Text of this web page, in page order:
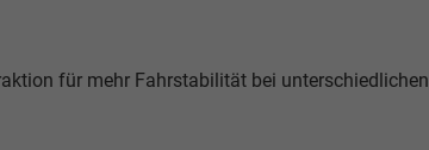
für mehr Fahrstabilität bei unterschiedlichen